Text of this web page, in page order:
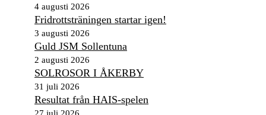
4 augusti 2026
Fridrottsträningen startar igen!
3 augusti 2026
Guld JSM Sollentuna
2 augusti 2026
SOLROSOR I ÅKERBY
31 juli 2026
Resultat från HAIS-spelen